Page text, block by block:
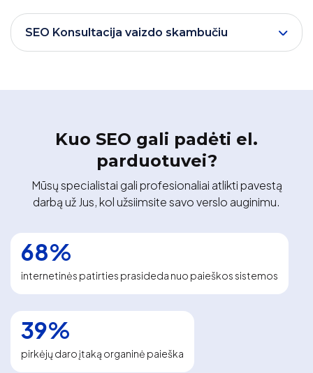
SEO Konsultacija vaizdo skambučiu
Kuo SEO gali padėti el.
parduotuvei?
Mūsų specialistai gali profesionaliai atlikti pavestą
darbą už Jus, kol užsiimsite savo verslo auginimu.
68%
internetinės patirties prasideda nuo paieškos sistemos
39%
pirkėjų daro įtaką organinė paieška